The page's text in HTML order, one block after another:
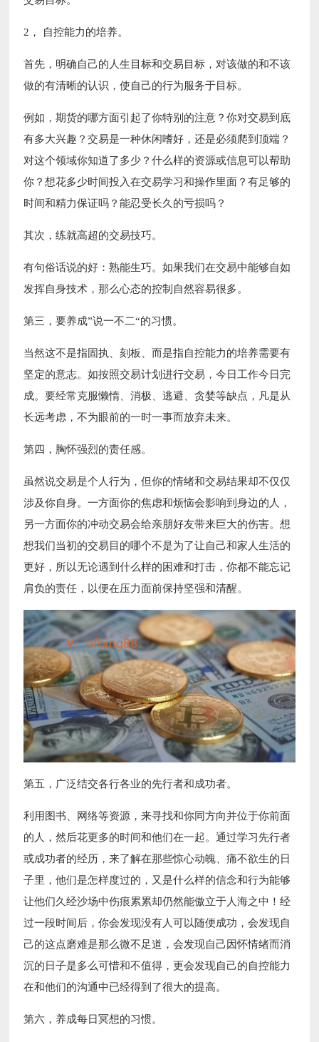
2， 自控能力的培养。
首先，明确自己的人生目标和交易目标，对该做的和不该
做的有清晰的认识，使自己的行为服务于目标。
例如，期货的哪方面引起了你特别的注意？你对交易到底
有多大兴趣？交易是一种休闲嗜好，还是必须爬到顶端？
对这个领域你知道了多少？什么样的资源或信息可以帮助
你？想花多少时间投入在交易学习和操作里面？有足够的
时间和精力保证吗？能忍受长久的亏损吗？
其次，练就高超的交易技巧。
有句俗话说的好：熟能生巧。如果我们在交易中能够自如
发挥自身技术，那么心态的控制自然容易很多。
第三，要养成”说一不二“的习惯。
当然这不是指固执、刻板、而是指自控能力的培养需要有
坚定的意志。如按照交易计划进行交易，今日工作今日完
成。要经常克服懒惰、消极、逃避、贪婪等缺点，凡是从
长远考虑，不为眼前的一时一事而放弃未来。
第四，胸怀强烈的责任感。
虽然说交易是个人行为，但你的情绪和交易结果却不仅仅
涉及你自身。一方面你的焦虑和烦恼会影响到身边的人，
另一方面你的冲动交易会给亲朋好友带来巨大的伤害。想
想我们当初的交易目的哪个不是为了让自己和家人生活的
更好，所以无论遇到什么样的困难和打击，你都不能忘记
肩负的责任，以便在压力面前保持坚强和清醒。
第五，广泛结交各行各业的先行者和成功者。
利用图书、网络等资源，来寻找和你同方向并位于你前面
的人，然后花更多的时间和他们在一起。通过学习先行者
或成功者的经历，来了解在那些惊心动魄、痛不欲生的日
子里，他们是怎样度过的，又是什么样的信念和行为能够
让他们久经沙场中伤痕累累却仍然能傲立于人海之中！经
过一段时间后，你会发现没有人可以随便成功，会发现自
己的这点磨难是那么微不足道，会发现自己因怀情绪而消
沉的日子是多么可惜和不值得，更会发现自己的自控能力
在和他们的沟通中已经得到了很大的提高。
第六，养成每日冥想的习惯。